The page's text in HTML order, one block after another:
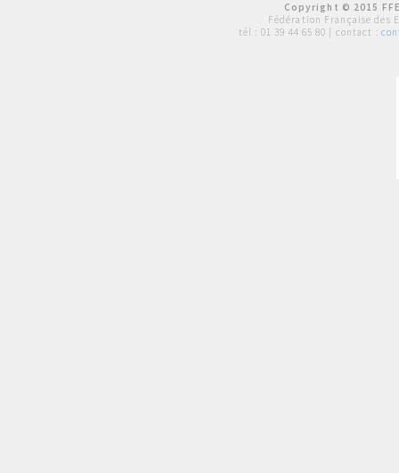
Copyright © 2015
Fédération Française des
tél : 01 39 44 65 80 | contact :